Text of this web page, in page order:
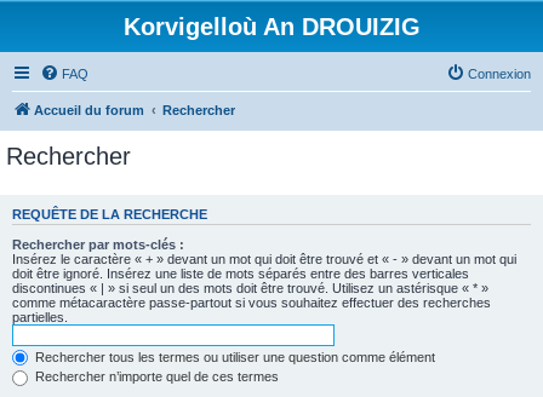
Korvigelloù An DROUIZIG
FAQ Connexion
Accueil du forum Rechercher
Rechercher
REQUÊTE DE LA RECHERCHE
Rechercher par mots-clés :
Insérez le caractère « + » devant un mot qui doit être trouvé et « - » devant un mot qui
doit être ignoré. Insérez une liste de mots séparés entre des barres verticales
discontinues « | » si seul un des mots doit être trouvé. Utilisez un astérisque « * »
comme métacaractère passe-partout si vous souhaitez effectuer des recherches
partielles.
Rechercher tous les termes ou utiliser une question comme élément
Rechercher n’importe quel de ces termes